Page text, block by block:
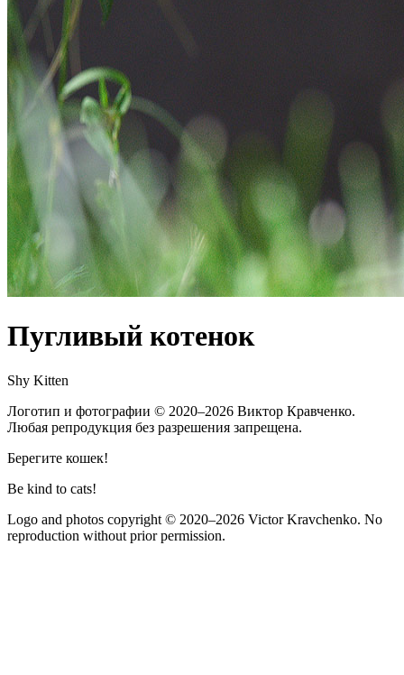
Пугливый котенок
Shy Kitten
Логотип и фотографии © 2020–2026 Виктор Кравченко.
Любая репродукция без разрешения запрещена.
Берегите кошек!
Be kind to cats!
Logo and photos copyright © 2020–2026 Victor Kravchenko. No
reproduction without prior permission.